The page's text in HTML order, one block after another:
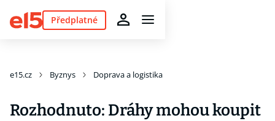
Předplatné
e15.cz Byznys Doprava a logistika
Rozhodnuto: Dráhy mohou koupit